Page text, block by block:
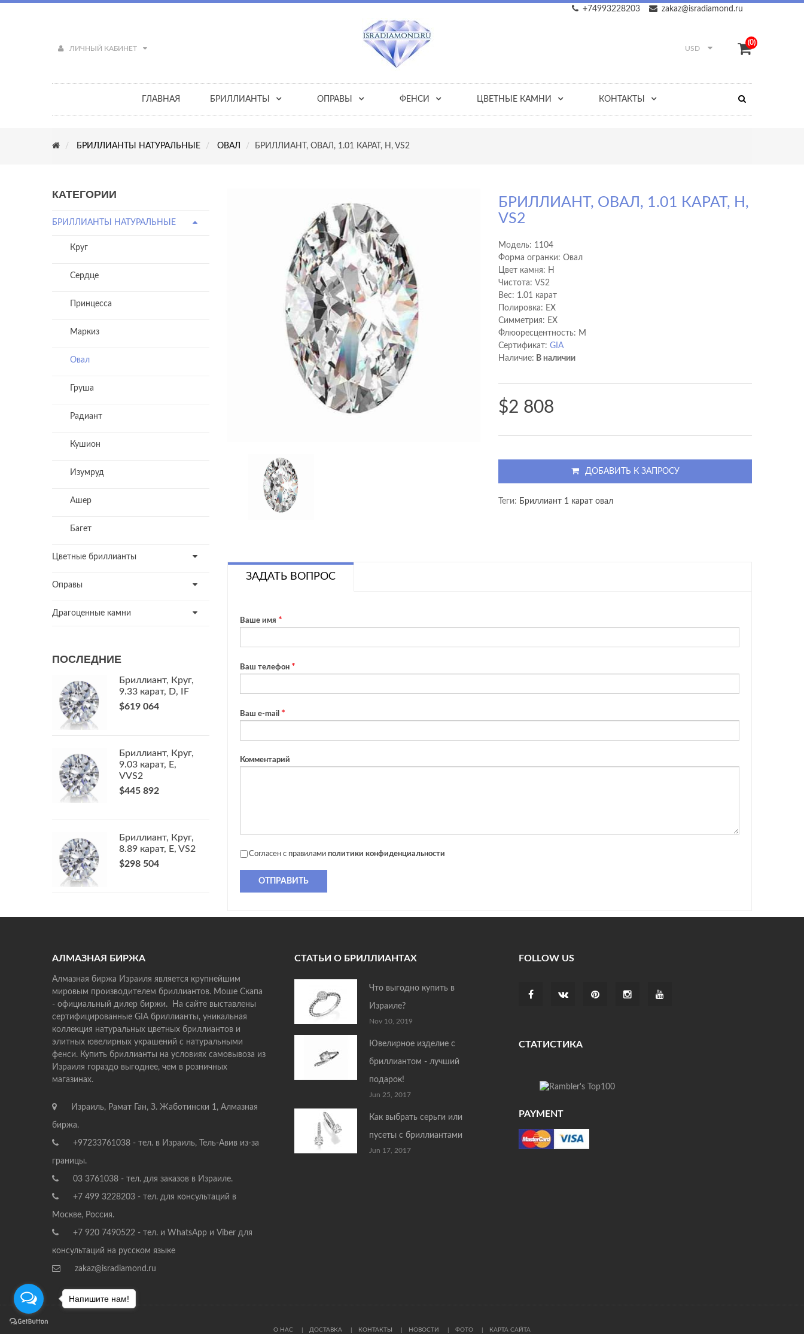
zakaz@isradiamond.ru
+74993228203
ЛИЧНЫЙ КАБИНЕТ USD
(0)
ГЛАВНАЯ БРИЛЛИАНТЫ ОПРАВЫ ФЕНСИ ЦВЕТНЫЕ КАМНИ КОНТАКТЫ
БРИЛЛИАНТЫ НАТУРАЛЬНЫЕ ОВАЛ БРИЛЛИАНТ, ОВАЛ, 1.01 КАРАТ, H, VS2
КАТЕГОРИИ
БРИЛЛИАНТЫ НАТУРАЛЬНЫЕ
Круг
Сердце
Принцесса
Маркиз
Овал
Груша
Радиант
Кушион
Изумруд
Ашер
Багет
Цветные бриллианты
Оправы
Драгоценные камни
ПОСЛЕДНИЕ
Бриллиант, Круг,
9.33 карат, D, IF
$619 064
Бриллиант, Круг,
9.03 карат, E,
VVS2
$445 892
Бриллиант, Круг,
8.89 карат, E, VS2
$298 504
БРИЛЛИАНТ, ОВАЛ, 1.01 КАРАТ, H,
VS2
Модель: 1104
Форма огранки: Овал
Цвет камня: H
Чистота: VS2
Вес: 1.01 карат
Полировка: EX
Cимметрия: EX
Флюоресцентность: M
Сертификат:GIA
Наличие: В наличии
$2 808
ДОБАВИТЬ К ЗАПРОСУ
Теги: Бриллиант 1 карат овал
ЗАДАТЬ ВОПРОС
Ваше имя
Ваш телефон
Ваш e-mail
Комментарий
Согласен с правилами политики конфиденциальности
ОТПРАВИТЬ
АЛМАЗНАЯ БИРЖА
Алмазная биржа Израиля является крупнейшим
мировым производителем бриллиантов. Моше Скапа
- официальный дилер биржи. На сайте выставлены
сертифицированные GIA бриллианты, уникальная
коллекция натуральных цветных бриллиантов и
элитных ювелирных украшений с натуральными
фенси. Купить бриллианты на условиях самовывоза из
Израиля гораздо выгоднее, чем в розничных
магазинах.
Израиль, Рамат Ган, З. Жаботински 1, Алмазная
биржа.
+97233761038 - тел. в Израиль, Тель-Авив из-за
границы.
03 3761038 - тел. для заказов в Израиле.
+7 499 3228203 - тел. для консультаций в
Москве, Россия.
+7 920 7490522 - тел. и WhatsApp и Viber для
консультаций на русском языке
zakaz@isradiamond.ru
СТАТЬИ О БРИЛЛИАНТАХ
Что выгодно купить в
Израиле?
Nov 10, 2019
Ювелирное изделие с
бриллиантом - лучший
подарок!
Jun 25, 2017
Как выбрать серьги или
пусеты с бриллиантами
Jun 17, 2017
FOLLOW US
СТАТИСТИКА
PAYMENT
О НАС ДОСТАВКА КОНТАКТЫ НОВОСТИ ФОТО КАРТА САЙТА
Напишите нам!